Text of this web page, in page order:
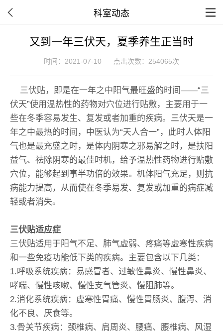
科室动态
又到一年三伏天，夏季养生正当时
时间：2021-07-10 点击次数：254065次
三伏贴，即是在一年之中阳气最旺盛的时间——“三
伏天”使用温热性的药物对穴位进行贴敷，主要用于一
些在冬季容易发生、复发或者加重的疾病。三伏天是一
年之中最热的时间，中医认为“天人合一”，此时人体阳
气也是最充盛之时，是体内阴寒之邪易解之时，是扶阳
益气、祛除阴寒的最佳时机，给予温热性药物进行贴敷
穴位，能够起到事半功倍的效果。机体阳气充足，则抗
病能力提高，从而使在冬季易发、复发或加重的病症减
轻或者消失。
三伏贴适应症
三伏贴适用于阳气不足、肺气虚弱、疼痛等虚寒性疾病
和一些免疫功能低下类的疾病。主要包含以下几类：
1.呼吸系统疾病：易感冒者、过敏性鼻炎、慢性鼻炎、
哮喘、慢性咳嗽、慢性支气管炎、慢阻肺等。
2.消化系统疾病：虚寒性胃痛、慢性胃肠炎、腹泻、消
化不良、厌食等。
3.骨关节疾病：颈椎病、肩周炎、腰痛、腰椎病、风湿